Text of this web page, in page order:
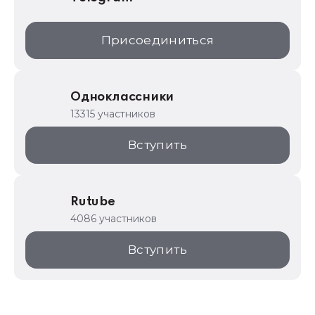
Присоединиться
Одноклассники
13315 участников
Вступить
Rutube
4086 участников
Вступить